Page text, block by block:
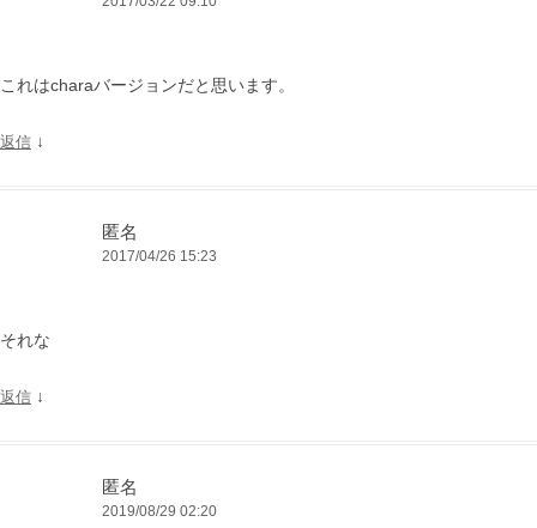
これはcharaバージョンだと思います。
返信 ↓
匿名
2017/04/26 15:23
それな
返信 ↓
匿名
2019/08/29 02:20